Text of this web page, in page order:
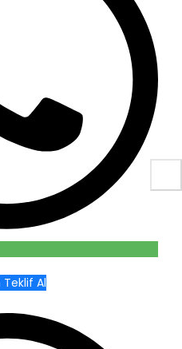
Al